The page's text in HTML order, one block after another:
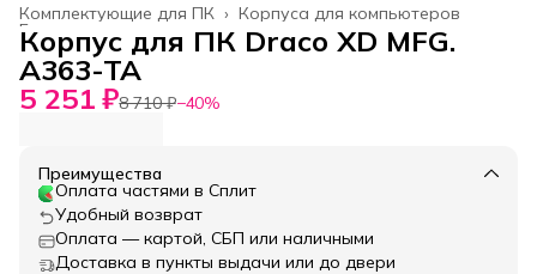
Корпуса для компьютеров
Комплектующие для ПК ›
Главная
Корпус для ПК Draco XD MFG.
A363-TA
5 251 ₽8 710 ₽−40%
Преимущества
Оплата частями в Сплит
Удобный возврат
Оплата — картой, СБП или наличными
Доставка в пункты выдачи или до двери